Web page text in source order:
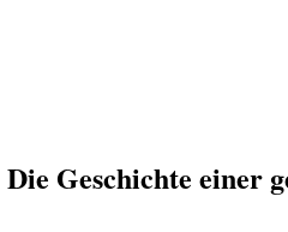
Geschichte